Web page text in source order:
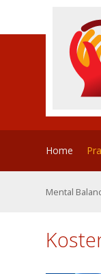
Home
Mental